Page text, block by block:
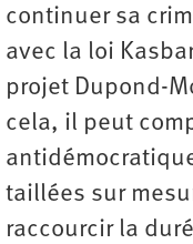
continuer sa
avec la loi
projet Dupond-
cela, il peut
taillées sur
raccourcir la